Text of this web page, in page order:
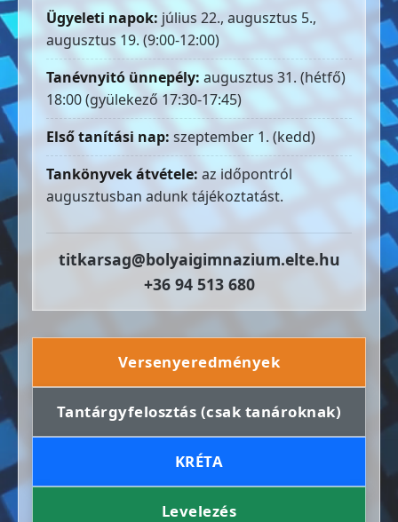
Ügyeleti napok: július 22., augusztus 5.,
augusztus 19. (9:00-12:00)
Tanévnyitó ünnepély: augusztus 31. (hétfő)
18:00 (gyülekező 17:30-17:45)
Első tanítási nap: szeptember 1. (kedd)
Tankönyvek átvétele: az időpontról
augusztusban adunk tájékoztatást.
titkarsag@bolyaigimnazium.elte.hu
+36 94 513 680
Versenyeredmények
Tantárgyfelosztás (csak tanároknak)
KRÉTA
Levelezés